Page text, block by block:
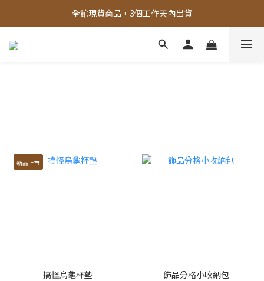
全館，滿888超取免運｜滿1500宅配免運
全館現貨商品，3個工作天內出貨
全館，滿888超取免運｜滿1500宅配免運
新品上市
搞怪烏龜杯墊 飾品分格小收納包